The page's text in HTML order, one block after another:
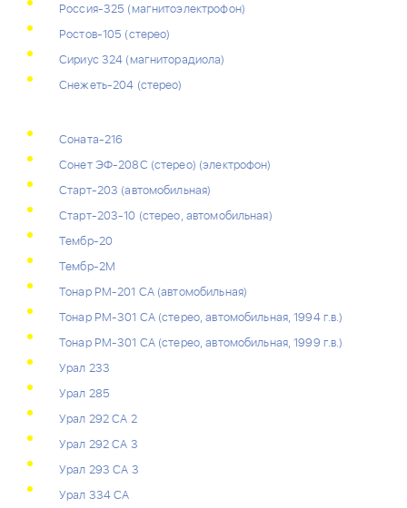
Россия-325 (магнитоэлектрофон)
Ростов-105 (стерео)
Сириус 324 (магниторадиола)
Снежеть-204 (стерео)
Соната-216
Сонет ЭФ-208С (стерео) (электрофон)
Старт-203 (автомобильная)
Старт-203-10 (стерео, автомобильная)
Тембр-20
Тембр-2М
Тонар РМ-201 СА (автомобильная)
Тонар РМ-301 СА (стерео, автомобильная, 1994 г.в.)
Тонар РМ-301 СА (стерео, автомобильная, 1999 г.в.)
Урал 233
Урал 285
Урал 292 СА 2
Урал 292 СА 3
Урал 293 СА 3
Урал 334 СА